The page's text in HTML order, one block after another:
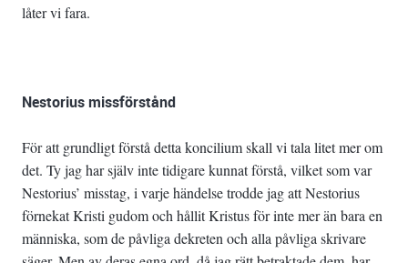
låter vi fara.
Nestorius missförstånd
För att grundligt förstå detta koncilium skall vi tala litet mer om
det. Ty jag har själv inte tidigare kunnat förstå, vilket som var
Nestorius’ misstag, i varje händelse trodde jag att Nestorius
förnekat Kristi gudom och hållit Kristus för inte mer än bara en
människa, som de påvliga dekreten och alla påvliga skrivare